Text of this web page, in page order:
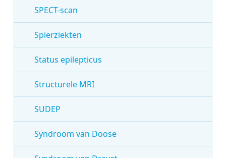
SPECT-scan
Spierziekten
Status epilepticus
Structurele MRI
SUDEP
Syndroom van Doose